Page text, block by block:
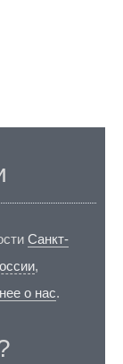
Санкт-
,
о нас.